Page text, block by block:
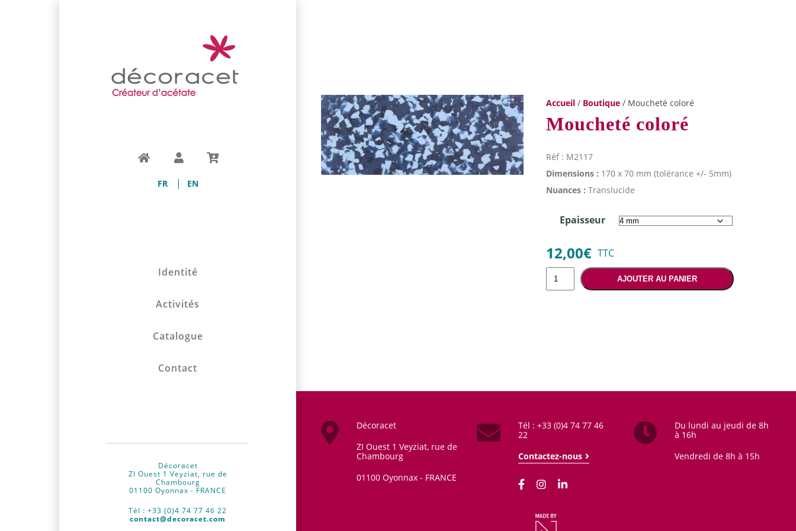
FR EN
Identité
Activités
Catalogue
Contact
Décoracet
ZI Ouest 1 Veyziat, rue de
Chambourg
01100 Oyonnax - FRANCE
Tél : +33 (0)4 74 77 46 22
contact@decoracet.com
Accueil/ Boutique/ Moucheté coloré
Moucheté coloré
Réf : M2117
Dimensions : 170 x 70 mm (tolérance +/- 5mm)
Nuances : Translucide
Epaisseur
12,00€ TTC
quantité
AJOUTER AU PANIER
Décoracet
ZI Ouest 1 Veyziat, rue de
Chambourg
01100 Oyonnax - FRANCE
Tél : +33 (0)4 74 77 46
22
Contactez-nous
Du lundi au jeudi de 8h
à 16h
Vendredi de 8h à 15h